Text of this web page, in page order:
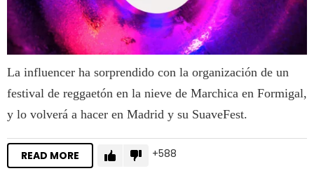
La influencer ha sorprendido con la organización de un
festival de reggaetón en la nieve de Marchica en Formigal,
y lo volverá a hacer en Madrid y su SuaveFest.
READ MORE 588